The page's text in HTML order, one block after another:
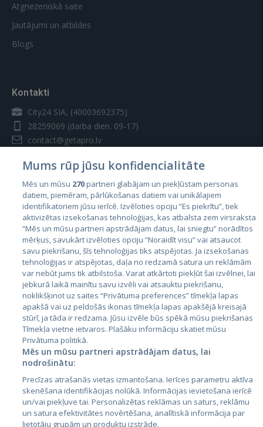
Atgriezeniskā saite
Jautājumi un atbildes
Blogs
Kontakti
City24 SIA, (40003692375)
28259069 (darba dien. 09-17)
contact@getapro.lv
Valstis
Igaunija
Latvija
Lietuva
City24.lv
City24.ee
GetaPro.lv
GetaPro.ee
CVbankas.lt
Kainos.lt
Paslaugos.lt
auto24.ee
Mums rūp jūsu konfidencialitāte
Mēs un mūsu 270partneri glabājam un piekļūstam personas
datiem, piemēram, pārlūkošanas datiem vai unikālajiem
identifikatoriem jūsu ierīcē. Izvēloties opciju “Es piekrītu”, tiek
aktivizētas izsekošanas tehnoloģijas, kas atbalsta zem virsraksta
“Mēs un mūsu partneri apstrādājam datus, lai sniegtu” norādītos
mērķus, savukārt izvēloties opciju “Noraidīt visu” vai atsaucot
savu piekrišanu, šīs tehnoloģijas tiks atspējotas. Ja izsekošanas
tehnoloģijas ir atspējotas, daļa no redzamā satura un reklāmām
var nebūt jums tik atbilstoša. Varat atkārtoti piekļūt šai izvēlnei, lai
jebkurā laikā mainītu savu izvēli vai atsauktu piekrišanu,
noklikšķinot uz saites “Privātuma preferences” tīmekļa lapas
apakšā vai uz peldošās ikonas tīmekļa lapas apakšējā kreisajā
stūrī, ja tāda ir redzama. Jūsu izvēle būs spēkā mūsu piekrišanas
Tīmekļa vietne ietvaros. Plašāku informāciju skatiet mūsu
Privātuma politikā.
Mēs un mūsu partneri apstrādājam datus, lai
nodrošinātu:
Precīzas atrašanās vietas izmantošana. Ierīces parametru aktīva
skenēšana identifikācijas nolūkā. Informācijas ievietošana ierīcē
un/vai piekļuve tai. Personalizētas reklāmas un saturs, reklāmu
un satura efektivitātes novērtēšana, analītiskā informācija par
lietotāju grupām un produktu izstrāde.